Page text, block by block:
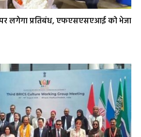
पर लगेगा प्रतिबंध, एफएसएसएआई को भेजा